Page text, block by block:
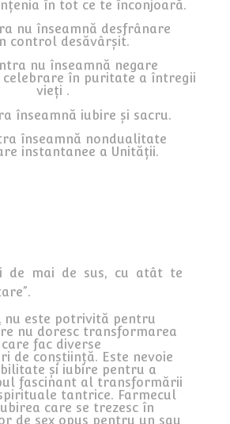
în tot ce te înconjoară.
nu înseamnă desfrânare
control desăvârșit.
nu înseamnă negare
celebrare în puritate a întregii
vieți .
înseamnă iubire și sacru.
înseamnă nondualitate
instantanee a Unității.
de mai de sus, cu atât te
nu este potrivită pentru
nu doresc transformarea
fac diverse
de conștiință. Este nevoie
și iubire pentru a
fascinant al transformării
tantrice. Farmecul
care se trezesc în
de sex opus pentru un sau